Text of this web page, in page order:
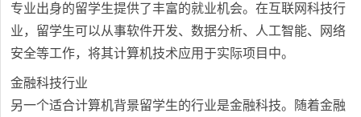
专业出身的留学生提供了丰富的就业机会。在互联网科技行
业，留学生可以从事软件开发、数据分析、人工智能、网络
安全等工作，将其计算机技术应用于实际项目中。
金融科技行业
另一个适合计算机背景留学生的行业是金融科技。随着金融